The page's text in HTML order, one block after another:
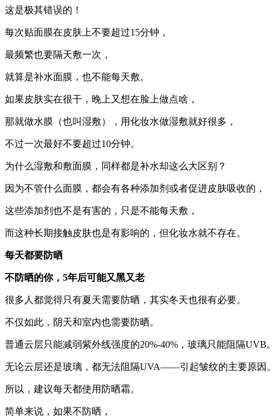
这是极其错误的！
每次贴面膜在皮肤上不要超过15分钟，
最频繁也要隔天敷一次，
就算是补水面膜，也不能每天敷。
如果皮肤实在很干，晚上又想在脸上做点啥，
那就做水膜（也叫湿敷），用化妆水做湿敷就好很多，
不过一次最好不要超过10分钟。
为什么湿敷和敷面膜，同样都是补水却这么大区别？
因为不管什么面膜，都会有各种添加剂或者促进皮肤吸收的，
这些添加剂也不是有害的，只是不能每天敷，
而这种长期接触皮肤也是有影响的，但化妆水就不存在。
每天都要防晒
不防晒的你，5年后可能又黑又老
很多人都觉得只有夏天需要防晒，其实冬天也很有必要。
不仅如此，阴天和室内也需要防晒。
普通云层只能减弱紫外线强度的20%-40%，玻璃只能阻隔UVB。
无论云层还是玻璃，都无法阻隔UVA——引起皱纹的主要原因。
所以，建议每天都使用防晒霜。
简单来说，如果不防晒，